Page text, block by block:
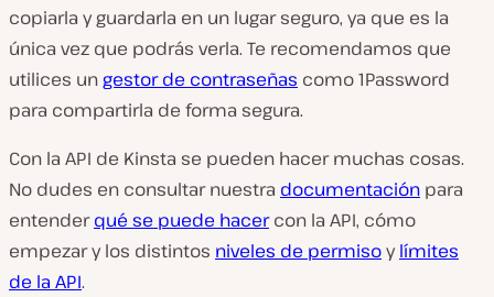
copiarla y guardarla en un lugar seguro, ya que es la
única vez que podrás verla. Te recomendamos que
utilices ungestor de contraseñas como 1Password
para compartirla de forma segura.
Con la API de Kinsta se pueden hacer muchas cosas.
No dudes en consultar nuestra documentación para
entenderqué se puede hacercon la API, cómo
empezar y los distintos niveles de permisoylímites
de la API.